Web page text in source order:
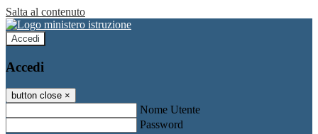
Salta al contenuto
Accedi
Accedi
button close ×
Nome Utente
Password